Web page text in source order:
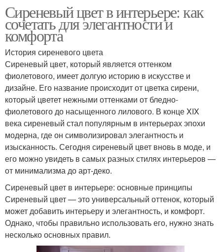
Сиреневый цвет в интерьере: как
сочетать для элегантности и
комфорта
История сиреневого цвета
Сиреневый цвет, который является оттенком
фиолетового, имеет долгую историю в искусстве и
дизайне. Его название происходит от цветка сирени,
который цветет нежными оттенками от бледно-
фиолетового до насыщенного лилового. В конце XIX
века сиреневый стал популярным в интерьерах эпохи
модерна, где он символизировал элегантность и
изысканность. Сегодня сиреневый цвет вновь в моде, и
его можно увидеть в самых разных стилях интерьеров —
от минимализма до арт-деко.
Сиреневый цвет в интерьере: основные принципы
Сиреневый цвет — это универсальный оттенок, который
может добавить интерьеру и элегантность, и комфорт.
Однако, чтобы правильно использовать его, нужно знать
несколько основных правил.